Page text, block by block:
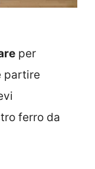
per
partire
ferro da